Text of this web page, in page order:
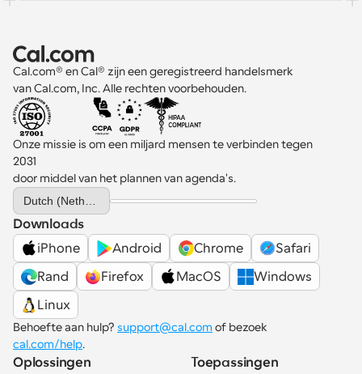
Cal.com® en Cal® zijn een geregistreerd handelsmerk
van Cal.com, Inc. Alle rechten voorbehouden.
Onze missie is om een miljard mensen te verbinden tegen
2031
door middel van het plannen van agenda's.
Select Language
Downloads
iPhone
Android Chrome
Safari
Rand
Firefox MacOS
Windows
Linux
Behoefte aan hulp? support@cal.com
cal.com/help.
Oplossingen
Toepassingen